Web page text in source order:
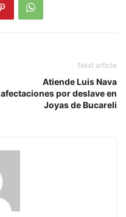
Next article
Atiende Luis Nava
afectaciones por deslave en
Joyas de Bucareli